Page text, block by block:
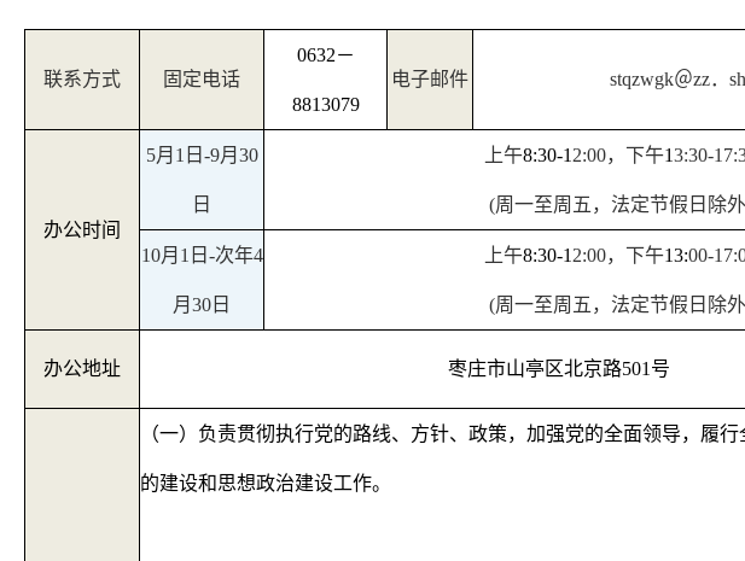
联系方式 固定电话
0632－
8813079
电子邮件 stqzwgk＠zz．
办公时间
5月 1 日 -9月 30
日
上午8:30-1 2:00，下午13:30-1 7:
(周一至周五，法定节假日除外
10月 1 日 -次年4
月 30 日
上午8:30-1 2:00，下午13:00-17:
(周一至周五，法定节假日除外
办公地址 枣庄市山亭区北京路501 号
（一）负责贯彻执行党的路线、方针、政策，加强党的全面领导，履
的建设和思想政治建设工作。